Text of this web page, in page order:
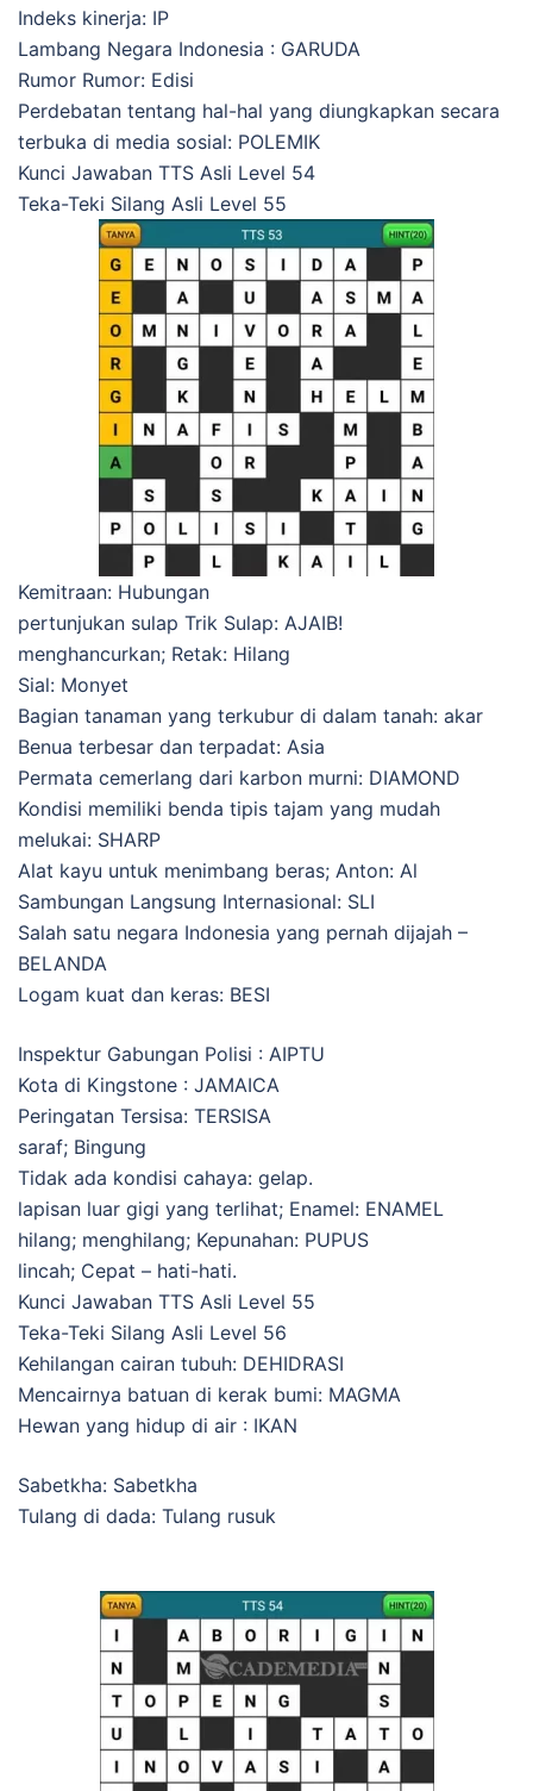
Indeks kinerja: IP
Lambang Negara Indonesia : GARUDA
Rumor Rumor: Edisi
Perdebatan tentang hal-hal yang diungkapkan secara
terbuka di media sosial: POLEMIK
Kunci Jawaban TTS Asli Level 54
Teka-Teki Silang Asli Level 55
Kemitraan: Hubungan
pertunjukan sulap Trik Sulap: AJAIB!
menghancurkan; Retak: Hilang
Sial: Monyet
Bagian tanaman yang terkubur di dalam tanah: akar
Benua terbesar dan terpadat: Asia
Permata cemerlang dari karbon murni: DIAMOND
Kondisi memiliki benda tipis tajam yang mudah
melukai: SHARP
Alat kayu untuk menimbang beras; Anton: Al
Sambungan Langsung Internasional: SLI
Salah satu negara Indonesia yang pernah dijajah –
BELANDA
Logam kuat dan keras: BESI
Inspektur Gabungan Polisi : AIPTU
Kota di Kingstone : JAMAICA
Peringatan Tersisa: TERSISA
saraf; Bingung
Tidak ada kondisi cahaya: gelap.
lapisan luar gigi yang terlihat; Enamel: ENAMEL
hilang; menghilang; Kepunahan: PUPUS
lincah; Cepat – hati-hati.
Kunci Jawaban TTS Asli Level 55
Teka-Teki Silang Asli Level 56
Kehilangan cairan tubuh: DEHIDRASI
Mencairnya batuan di kerak bumi: MAGMA
Hewan yang hidup di air : IKAN
Sabetkha: Sabetkha
Tulang di dada: Tulang rusuk